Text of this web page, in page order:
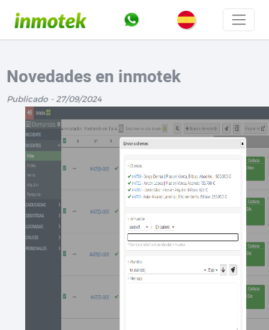
Novedades en inmotek
Publicado - 27/09/2024